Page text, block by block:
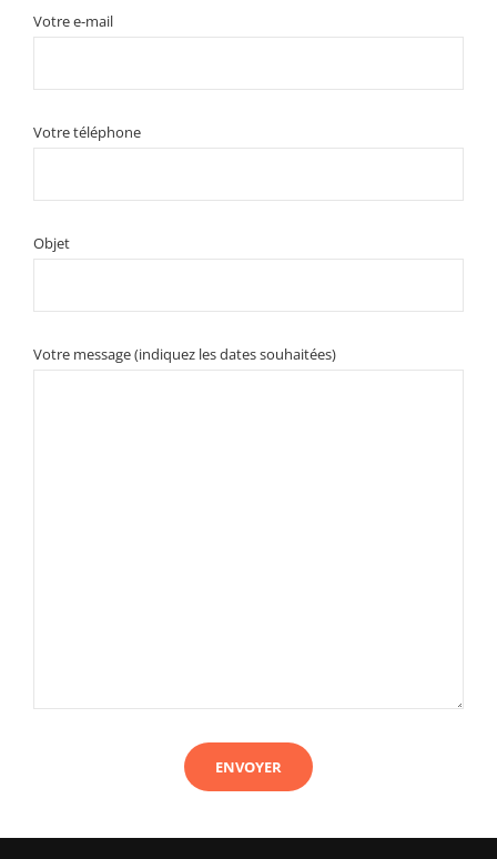
Votre e-mail
Votre téléphone
Objet
Votre message (indiquez les dates souhaitées)